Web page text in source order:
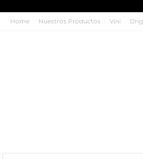
Home Nuestros Productos Vini